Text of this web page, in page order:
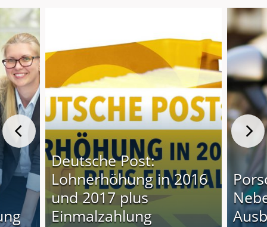
Deutsche Post:
Lohnerhöhung in 2016
und 2017 plus
Einmalzahlung